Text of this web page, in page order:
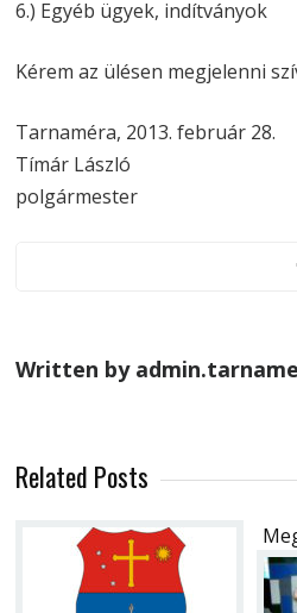
6.) Egyéb ügyek, indítványok
Kérem az ülésen megjelenni
Tarnaméra, 2013. február 28.
Tímár László
polgármester
Written by
Related Posts